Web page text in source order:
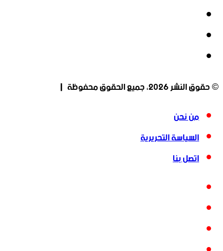
© حقوق النشر 2026، جميع الحقوق محفوظة |
من نحن
السياسة التحريرية
اتصل بنا